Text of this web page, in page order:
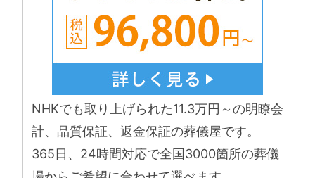
NHKでも取り上げられた11.3万円～の明瞭会
計、品質保証、返金保証の葬儀屋です。
365日、24時間対応で全国3000箇所の葬儀